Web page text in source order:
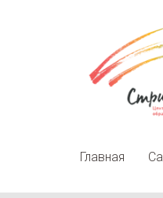
открытию
продвижению
logo
Главная